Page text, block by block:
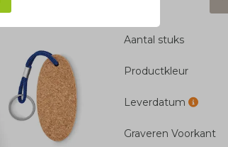
Aantal stuks
Productkleur
Leverdatum
Graveren Voorkant